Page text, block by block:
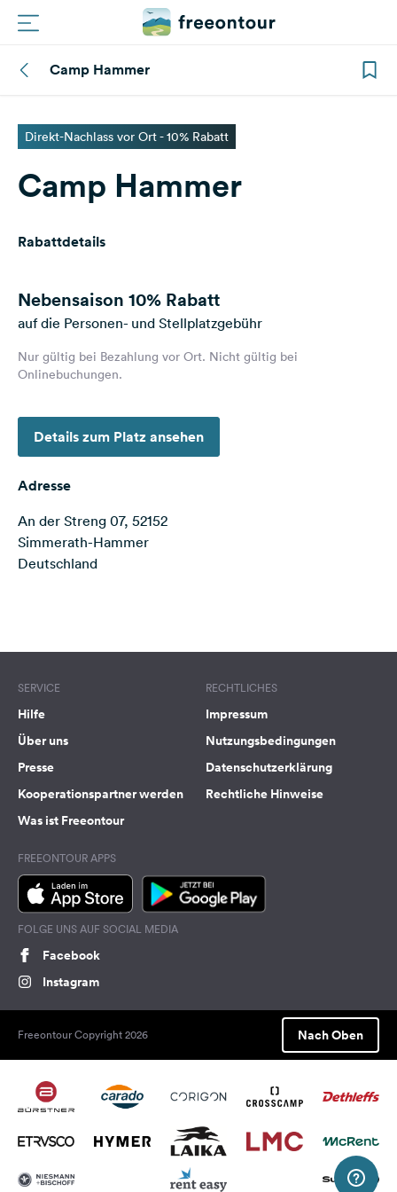
Routen
Plätze
Einloggen
Newsletter
Feedback
Folge
uns
auf
Social
Camp Hammer
Direkt-Nachlass vor Ort - 10% Rabatt
Camp Hammer
Rabattdetails
Nebensaison 10% Rabatt
auf die Personen- und Stellplatzgebühr
Nur gültig bei Bezahlung vor Ort. Nicht gültig bei
Onlinebuchungen.
Details zum Platz ansehen
Adresse
An der Streng 07, 52152
Simmerath-Hammer
Deutschland
SERVICE
Hilfe
Über uns
Presse
Kooperationspartner werden
Was ist Freeontour
RECHTLICHES
Impressum
Nutzungsbedingungen
Datenschutzerklärung
Rechtliche Hinweise
FREEONTOUR APPS
FOLGE UNS AUF SOCIAL MEDIA
Facebook
Instagram
Freeontour Copyright 2026 Nach Oben